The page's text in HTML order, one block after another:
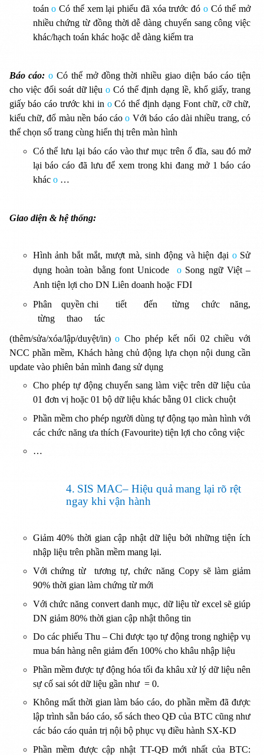
toáno Có thể xem lại phiếu đã xóa trước đó o Có thể mở
nhiều chứng từ đồng thời dễ dàng chuyển sang công việc
khác/hạch toán khác hoặc dễ dàng kiểm tra
Báo cáo:o Có thể mở đồng thời nhiều giao diện báo cáo tiện
cho việc đối soát dữ liệuo Có thể định dạng lề, khổ giấy, trang
giấy báo cáo trước khi in o Có thể định dạng Font chữ, cỡ chữ,
kiểu chữ, đổ màu nền báo cáoo Với báo cáo dài nhiều trang, có
thể chọn số trang cùng hiển thị trên màn hình
Có thể lưu lại báo cáo vào thư mục trên ổ đĩa, sau đó mở
lại báo cáo đã lưu để xem trong khi đang mở 1 báo cáo
khác o …
Giao diện & hệ thống:
Hình ảnh bắt mắt, mượt mà, sinh động và hiện đại o Sử
dụng hoàn toàn bằng font Unicode o Song ngữ Việt –
Anh tiện lợi cho DN Liên doanh hoặc FDI
Phân quyền chi tiết đến từng chức năng,
từng thao tác
(thêm/sửa/xóa/lập/duyệt/in)o Cho phép kết nối 02 chiều với
NCC phần mềm, Khách hàng chủ động lựa chọn nội dung cần
update vào phiên bản mình đang sử dụng
Cho phép tự động chuyển sang làm việc trên dữ liệu của
01 đơn vị hoặc 01 bộ dữ liệu khác bằng 01 click chuột
Phần mềm cho phép người dùng tự động tạo màn hình với
các chức năng ưa thích (Favourite) tiện lợi cho công việc
…
4. SIS MAC– Hiệu quả mang lại rõ rệt
ngay khi vận hành
Giảm 40% thời gian cập nhật dữ liệu bởi những tiện ích
nhập liệu trên phần mềm mang lại.
Với chứng từ tương tự, chức năng Copy sẽ làm giảm
90% thời gian làm chứng từ mới
Với chức năng convert danh mục, dữ liệu từ excel sẽ giúp
DN giảm 80% thời gian cập nhật thông tin
Do các phiếu Thu – Chi được tạo tự động trong nghiệp vụ
mua bán hàng nên giảm đến 100% cho khâu nhập liệu
Phần mềm được tự động hóa tối đa khâu xử lý dữ liệu nên
sự cố sai sót dữ liệu gần như = 0.
Không mất thời gian làm báo cáo, do phần mềm đã được
lập trình sẵn báo cáo, sổ sách theo QĐ của BTC cũng như
các báo cáo quản trị nội bộ phục vụ điều hành SX-KD
Phần mềm được cập nhật TT-QĐ mới nhất của BTC: